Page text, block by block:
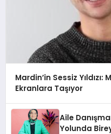
Mardin’in Sessiz Yıldızı:
Ekranlara Taşıyor
Aile
Yolunda